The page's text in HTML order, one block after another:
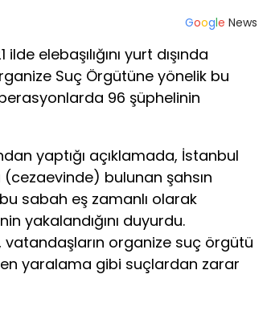
Google News
elebaşılığını yurt dışında
Suç Örgütüne yönelik bu
96 şüphelinin
yaptığı açıklamada, İstanbul
(cezaevinde) bulunan şahsın
sabah eş zamanlı olarak
yakalandığını duyurdu.
vatandaşların organize suç örgütü
yaralama gibi suçlardan zarar